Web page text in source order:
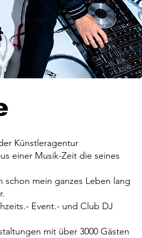
Künstleragentur
einer Musik-Zeit die seines
mein ganzes Leben lang
Event.- und Club DJ
mit über 3000 Gästen